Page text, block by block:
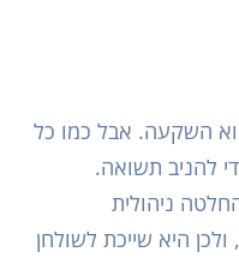
השקעה. אבל כמו כל
להניב תשואה.
ניהולית
היא שייכת לשולחן